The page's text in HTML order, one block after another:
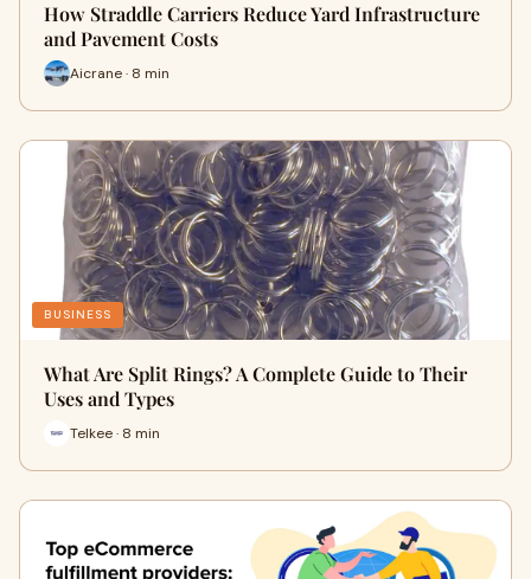
How Straddle Carriers Reduce Yard Infrastructure
and Pavement Costs
Aicrane · 8 min
BUSINESS
What Are Split Rings? A Complete Guide to Their
Uses and Types
Telkee · 8 min